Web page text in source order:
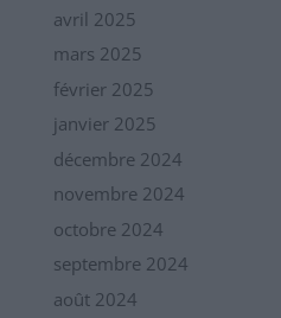
avril 2025
mars 2025
février 2025
janvier 2025
décembre 2024
novembre 2024
octobre 2024
septembre 2024
août 2024